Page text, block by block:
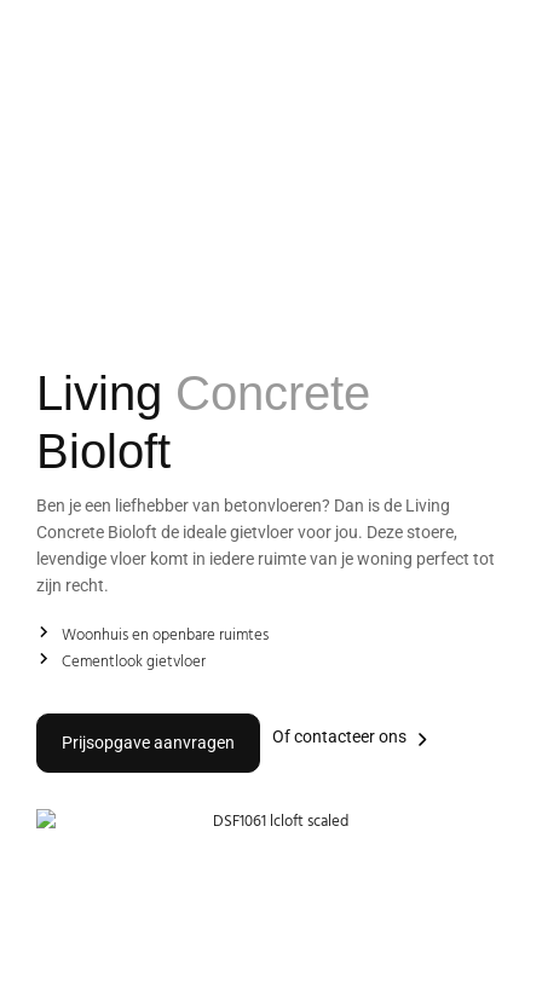
Living Concrete
Bioloft
Ben je een liefhebber van betonvloeren? Dan is de Living
Concrete Bioloft de ideale gietvloer voor jou. Deze stoere,
levendige vloer komt in iedere ruimte van je woning perfect tot
zijn recht.
Woonhuis en openbare ruimtes
Cementlook gietvloer
Prijsopgave aanvragen Of contacteer ons